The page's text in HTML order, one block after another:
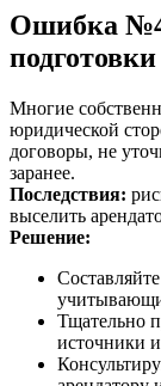
Ошибка
подготовки
Многие
юридической
договоры, не
заранее.
Последствия:
выселить
Решение:
Тщательно
источники